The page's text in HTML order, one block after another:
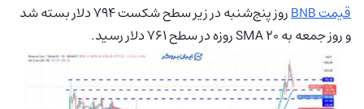
قیمت BNB
روز پنج‌شنبه در زیر سطح شکست ۷۹۴ دلار بسته شد
و روز جمعه به SMA 20 روزه در سطح ۷۶۱ دلار رسید.